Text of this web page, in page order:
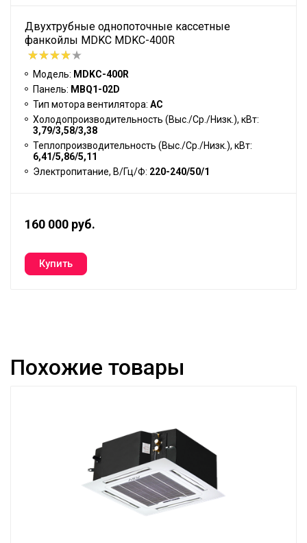
Двухтрубные однопоточные кассетные
фанкойлы MDKC MDKC-400R
Модель: MDKC-400R
Панель: MBQ1-02D
Тип мотора вентилятора: АС
Холодопроизводительность (Выс./Ср./Низк.), кВт:
3,79/3,58/3,38
Теплопроизводительность (Выс./Ср./Низк.), кВт:
6,41/5,86/5,11
Электропитание, В/Гц/Ф: 220-240/50/1
160 000 руб.
Похожие товары